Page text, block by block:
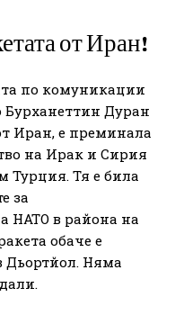
от Иран!
по комуникации
Бурханеттин Дуран
Иран, е преминала
на Ирак и Сирия
Турция. Тя е била
за
НАТО в района на
обаче е
Дьортйол. Няма